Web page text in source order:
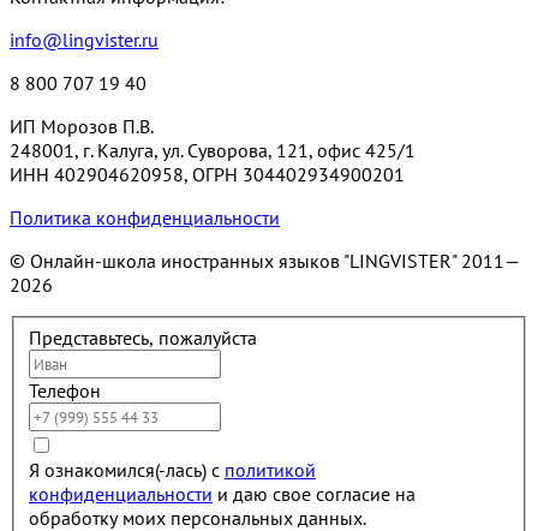
info@lingvister.ru
8 800 707 19 40
ИП Морозов П.В.
248001, г. Калуга, ул. Суворова, 121, офис 425/1
ИНН 402904620958, ОГРН 304402934900201
Политика конфиденциальности
© Онлайн-школа иностранных языков "LINGVISTER" 2011—
2026
Представьтесь, пожалуйста
Телефон
Я ознакомился(-лась) с политикой
конфиденциальности и даю свое согласие на
обработку моих персональных данных.